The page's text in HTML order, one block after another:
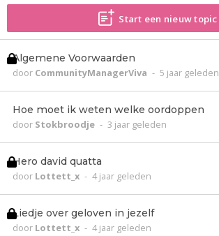
Start een nieuw topic
Algemene Voorwaarden
door CommunityManagerViva - 5 jaar geleden
Hoe moet ik weten welke oordoppen
door Stokbroodje - 3 jaar geleden
Hero david quatta
door Lottett_x - 4 jaar geleden
Liedje over geloven in jezelf
door Lottett_x - 4 jaar geleden